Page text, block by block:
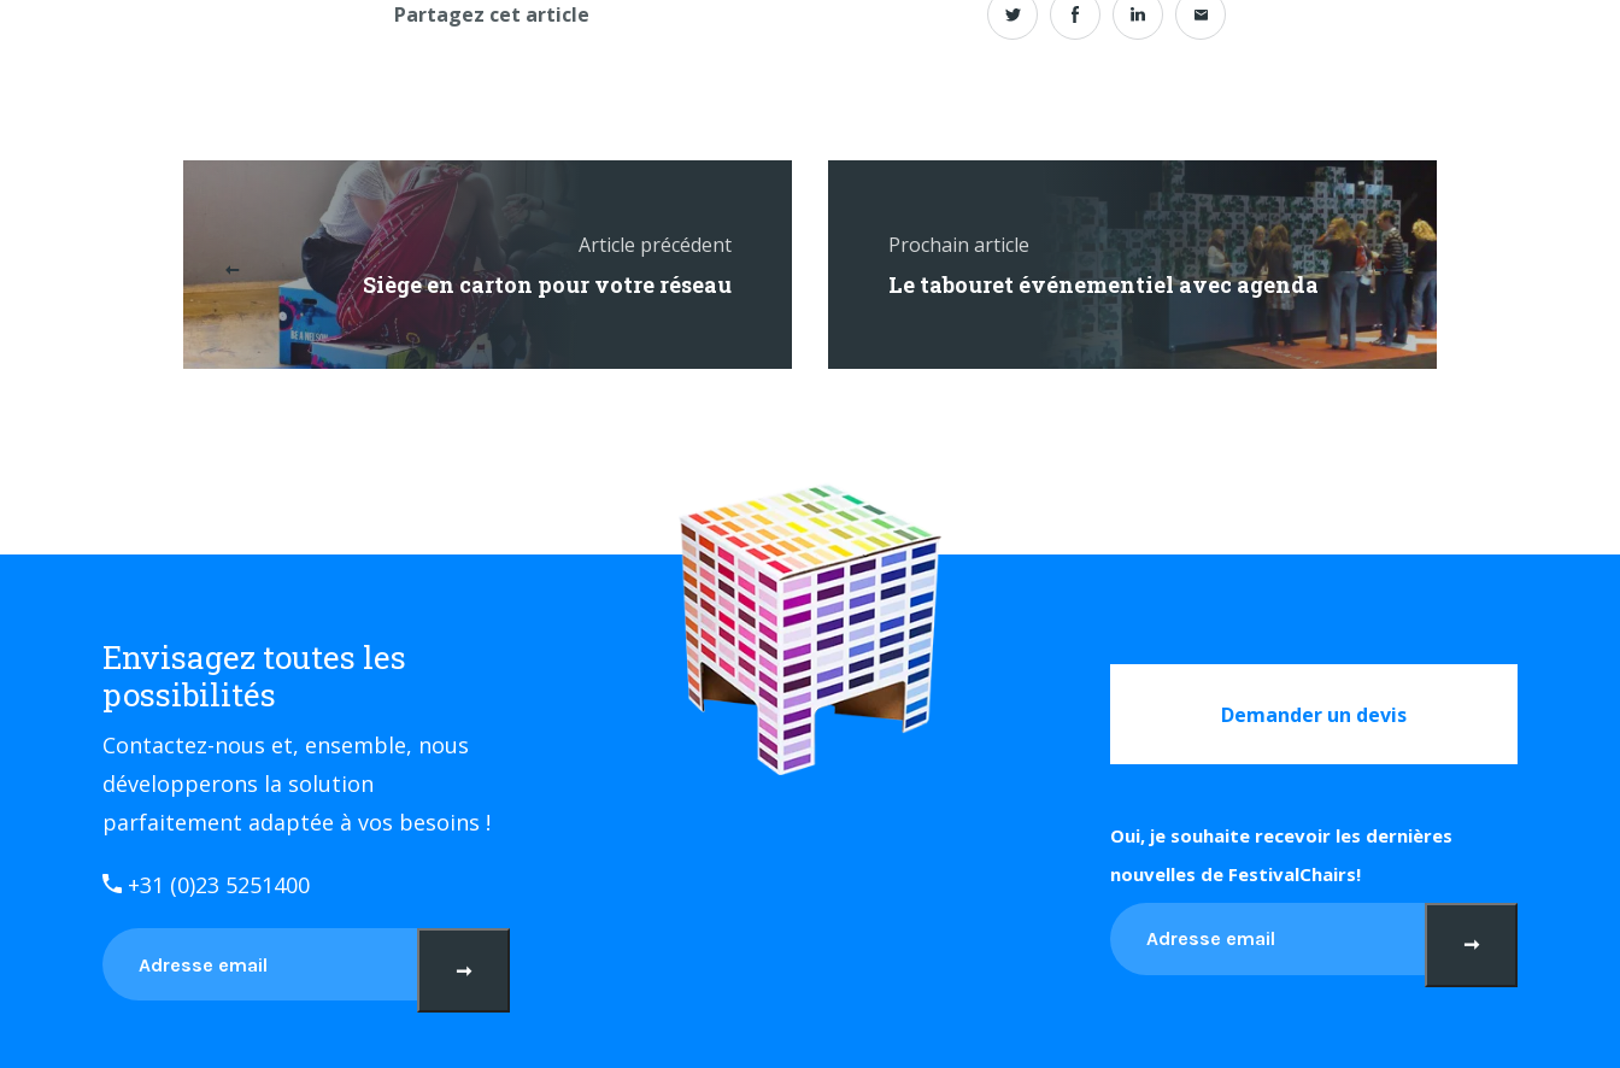
Partagez cet article
Article précédent
Siège en carton pour votre réseau
Prochain article
Le tabouret événementiel avec agenda
Envisagez toutes les
possibilités
Contactez-nous et, ensemble, nous
développerons la solution
parfaitement adaptée à vos besoins !
+31 (0)23 5251400
➞
Demander un devis
Oui, je souhaite recevoir les dernières
nouvelles de FestivalChairs!
➞